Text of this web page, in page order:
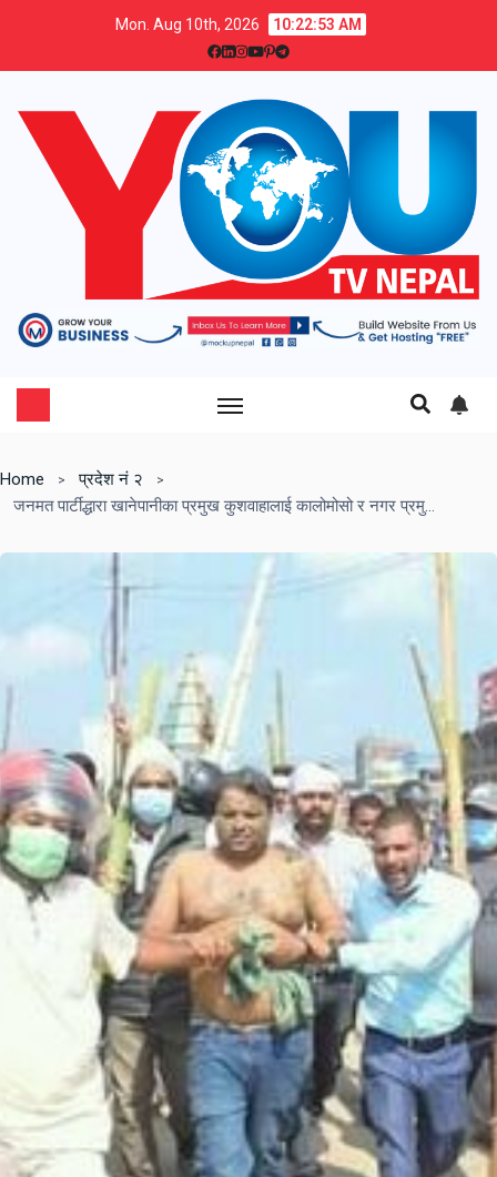
Mon. Aug 10th, 2026 10:22:56 AM
Home
प्रदेश नं २
जनमत पार्टीद्धारा खानेपानीका प्रमुख कुशवाहालाई कालोमोसो र नगर प्रमुख फरार